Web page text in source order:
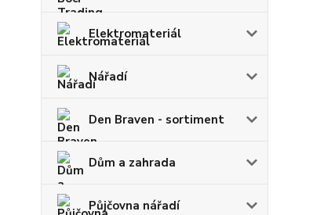
Elektromateriál
Nářadí
Den Braven - sortiment
Dům a zahrada
Půjčovna nářadí